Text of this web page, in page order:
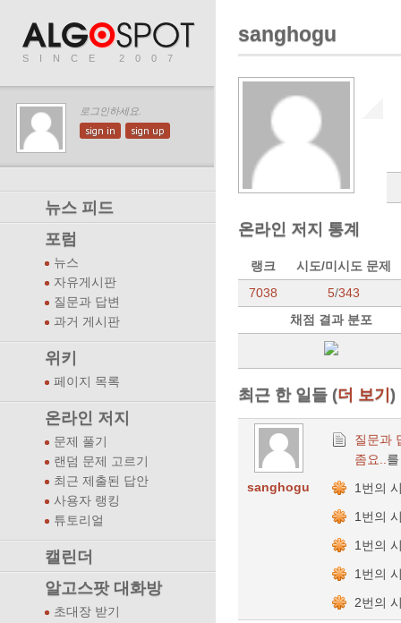
SINCE 2007
로그인하세요.
sign in sign up
뉴스 피드
포럼
뉴스
자유게시판
질문과 답변
과거 게시판
위키
페이지 목록
온라인 저지
문제 풀기
랜덤 문제 고르기
최근 제출된 답안
사용자 랭킹
튜토리얼
캘린더
알고스팟 대화방
초대장 받기
sanghogu
온라인 저지 통계
랭크
시도/미시도 문제
7038
5/343
채점 결과 분포
최근 한 일들 (더 보기)
sanghogu
질문과
좀요..
1번의
1번의
1번의
1번의
2번의